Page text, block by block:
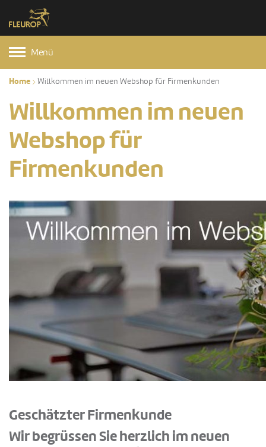
Menü
Home Willkommen im neuen Webshop für Firmenkunden
Willkommen im neuen
Webshop für
Firmenkunden
Geschätzter Firmenkunde
Wir begrüssen Sie herzlich im neuen